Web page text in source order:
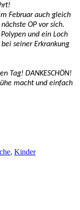
Februar auch gleich
OP vor sich.
und ein Loch
seiner Erkrankung
Tag! DANKESCHÖN!
macht und einfach
, Kinder